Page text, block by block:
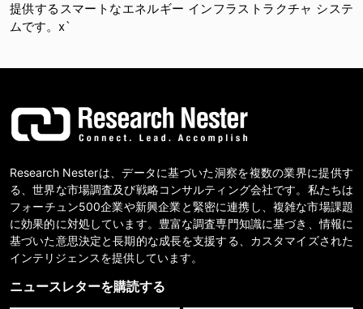
提供するスマートなエネルギー インフラストラクチャ システ
ムです。x`
Research Nesterは、データに基づいた洞察を複数の業界に提供す
る、世界な市場調査及び戦略コンサルティング会社です。私たちは
フォーチュン500企業や新興企業と緊密に連携し、複雑な市場課題
に効果的に対処しています。豊富な調査専門知識に基づき、情報に
基づいた意思決定と長期的な成長を支援する、カスタマイズされた
インテリジェンスを提供しています。
ニュースレターを購読する